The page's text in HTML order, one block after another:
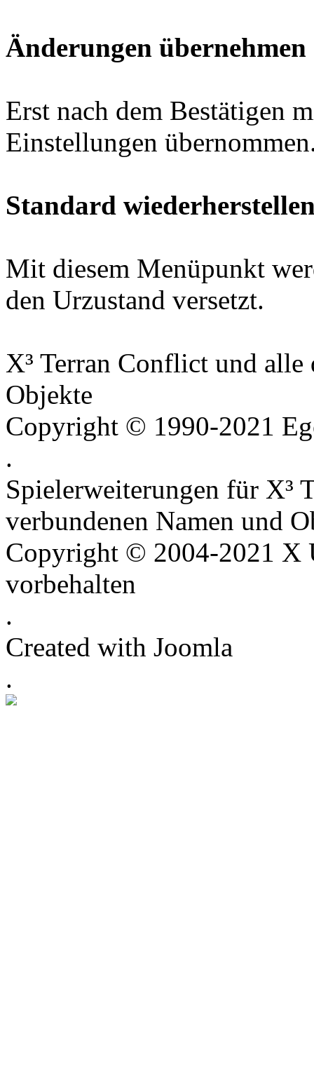
Änderungen übernehmen
Erst nach dem Bestätigen
Einstellungen
Standard
Mit diesem Menüpunkt
den Urzustand versetzt.
X³ Terran Conflict und
Objekte
Copyright © 1990-2021
.
Spielerweiterungen für X³
verbundenen Namen und
Copyright © 2004-2021 X
vorbehalten
.
Created with Joomla
.